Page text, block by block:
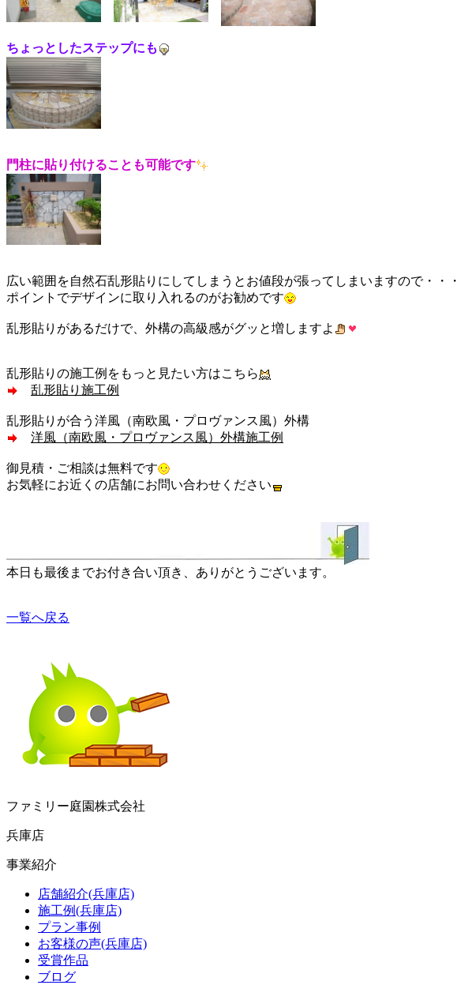
ちょっとしたステップにも
門柱に貼り付けることも可能です
広い範囲を自然石乱形貼りにしてしまうとお値段が張ってしまいますので・・・
ポイントでデザインに取り入れるのがお勧めです
乱形貼りがあるだけで、外構の高級感がグッ と増しますよ
乱形貼りの施工例をもっと見たい方はこちら
乱形貼り施工例
乱形貼りが合う洋風（南欧風・プロヴァンス風）外構
洋風（南欧風・プロヴァンス風）外構施工例
御見積・ご相談は無料です
お気軽にお近くの店舗にお問い合わせください
本日も最後までお付き合い頂き、ありがとうございます。
一覧へ戻る
ファミリー庭園株式会社
兵庫店
事業紹介
店舗紹介(兵庫店)
施工例(兵庫店)
プラン事例
お客様の声(兵庫店)
受賞作品
ブログ